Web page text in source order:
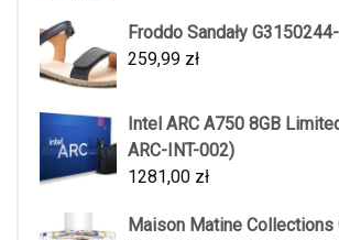
Froddo Sandały
259,99 zł
Intel ARC A750 8GB
ARC-INT-002)
1281,00 zł
Maison Matine Collections